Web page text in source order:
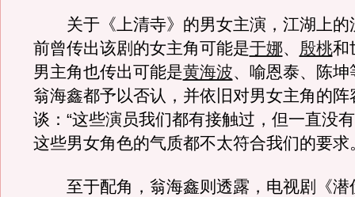
关于《上清寺》的男女主演，江湖上的
前曾传出该剧的女主角可能是于娜、 殷桃和
男主角也传出可能是黄海波、喻恩泰、陈
翁海鑫都予以否认，并依旧对男女主角的阵
谈：“这些演员我们都有接触过，但一直没
这些男女角色的气质都不太符合我们的要求
至于配角，翁海鑫则透露，电视剧《潜